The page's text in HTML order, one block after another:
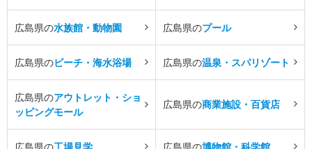
広島県の水族館・動物園 広島県のプール
広島県のビーチ・海水浴場 広島県の温泉・スパリゾート
広島県のアウトレット・ショ
ッピングモール
広島県の商業施設・百貨店
広島県の工場見学 広島県の博物館・科学館